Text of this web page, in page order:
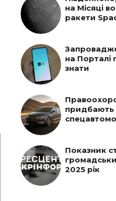
на Місяці
ракети
на Порталі
знати
придбають
Показник
2025 рік